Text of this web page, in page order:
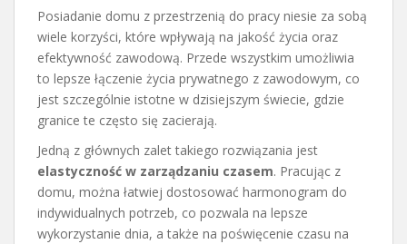
Posiadanie domu z przestrzenią do pracy niesie za sobą
wiele korzyści, które wpływają na jakość życia oraz
efektywność zawodową. Przede wszystkim umożliwia
to lepsze łączenie życia prywatnego z zawodowym, co
jest szczególnie istotne w dzisiejszym świecie, gdzie
granice te często się zacierają.
Jedną z głównych zalet takiego rozwiązania jest
elastyczność w zarządzaniu czasem. Pracując z
domu, można łatwiej dostosować harmonogram do
indywidualnych potrzeb, co pozwala na lepsze
wykorzystanie dnia, a także na poświęcenie czasu na